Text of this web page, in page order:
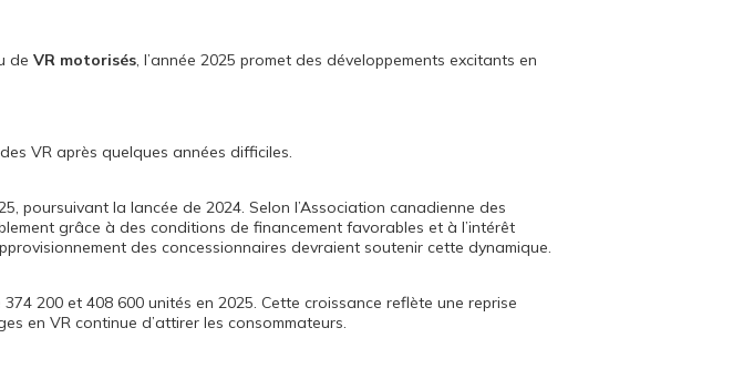
de VR motorisés, l’année 2025 promet des développements excitants en
VR après quelques années difficiles.
poursuivant la lancée de 2024. Selon l’Association canadienne des
grâce à des conditions de financement favorables et à l’intérêt
des concessionnaires devraient soutenir cette dynamique.
200 et 408 600 unités en 2025. Cette croissance reflète une reprise
en VR continue d’attirer les consommateurs.